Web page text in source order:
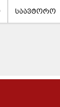
საავტორო